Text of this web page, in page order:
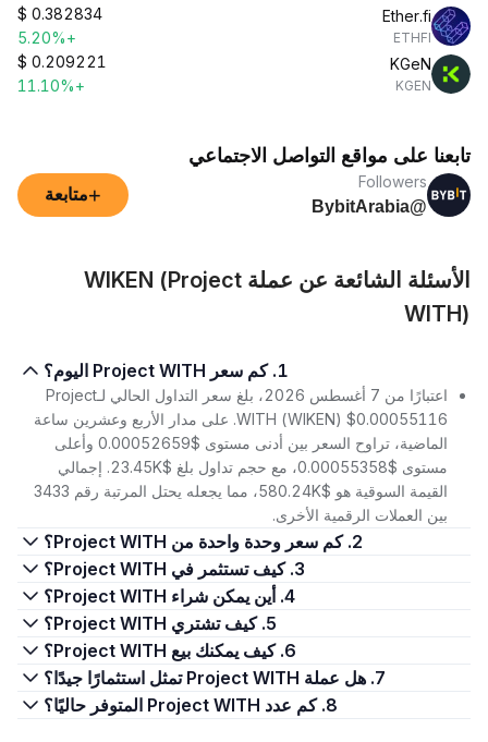
Ether.fi
ETHFI
$ 0.382834
+5.20%
KGeN
KGEN
$ 0.209221
+11.10%
تابعنا على مواقع التواصل الاجتماعي
Followers
@BybitArabia
+متابعة
الأسئلة الشائعة عن عملة WIKEN (Project
WITH)
1. كم سعر Project WITH اليوم؟
اعتبارًا من 7 أغسطس 2026، بلغ سعر التداول الحالي لـProject
WITH (WIKEN) $0.00055116. على مدار الأربع وعشرين ساعة
الماضية، تراوح السعر بين أدنى مستوى $0.00052659 وأعلى
مستوى $0.00055358، مع حجم تداول بلغ $23.45K. إجمالي
القيمة السوقية هو $580.24K، مما يجعله يحتل المرتبة رقم 3433
بين العملات الرقمية الأخرى.
2. كم سعر وحدة واحدة من Project WITH؟
3. كيف تستثمر في Project WITH؟
4. أين يمكن شراء Project WITH؟
5. كيف تشتري Project WITH؟
6. كيف يمكنك بيع Project WITH؟
7. هل عملة Project WITH تمثل استثمارًا جيدًا؟
8. كم عدد Project WITH المتوفر حاليًا؟